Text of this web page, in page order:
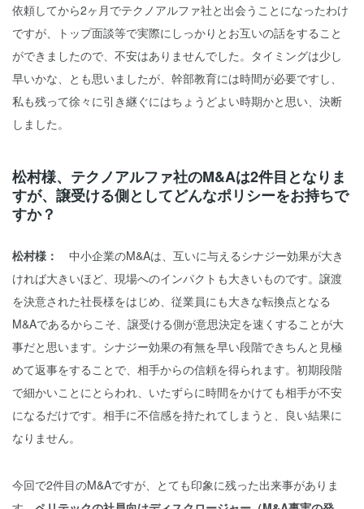
依頼してから2ヶ月でテクノアルファ社と出会うことになったわけ
ですが、トップ面談等で実際にしっかりとお互いの話をすること
ができましたので、不安はありませんでした。タイミングは少し
早いかな、とも思いましたが、幹部教育には時間が必要ですし、
私も残って徐々に引き継ぐにはちょうどよい時期かと思い、決断
しました。
松村様、テクノアルファ社のM&Aは2件目となりま
すが、譲受ける側としてどんなポリシーをお持ちで
すか？
松村様： 中小企業のM&Aは、互いに与えるシナジー効果が大き
ければ大きいほど、現場へのインパクトも大きいものです。譲渡
を決意された社長様をはじめ、従業員にも大きな転換点となる
M&Aであるからこそ、譲受ける側が意思決定を速くすることが大
事だと思います。シナジー効果の有無を早い段階できちんと見極
めて返事をすることで、相手からの信頼を得られます。初期段階
で細かいことにとらわれ、いたずらに時間をかけても相手が不安
になるだけです。相手に不信感を持たれてしまうと、良い結果に
なりません。
今回で2件目のM&Aですが、とても印象に残った出来事がありま